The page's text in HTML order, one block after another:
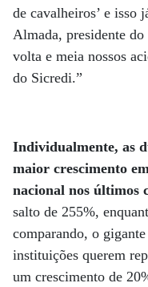
de cavalheiros’ e
Almada, presidente
volta e meia nossos
do Sicredi.”
Individualmente, as
maior crescimento
nacional nos últimos
salto de 255%,
comparando, o
instituições querem
um crescimento de